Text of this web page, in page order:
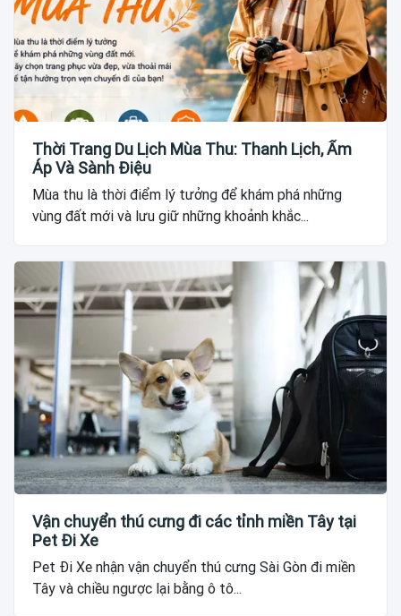
Thời Trang Du Lịch Mùa Thu: Thanh Lịch, Ấm
Áp Và Sành Điệu
Mùa thu là thời điểm lý tưởng để khám phá những
vùng đất mới và lưu giữ những khoảnh khắc...
Vận chuyển thú cưng đi các tỉnh miền Tây tại
Pet Đi Xe
Pet Đi Xe nhận vận chuyển thú cưng Sài Gòn đi miền
Tây và chiều ngược lại bằng ô tô...